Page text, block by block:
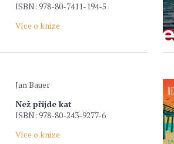
ISBN: 978-80-7411-194-5
Více o knize
Jan Bauer
Než přijde kat
ISBN: 978-80-243-9277-6
Více o knize